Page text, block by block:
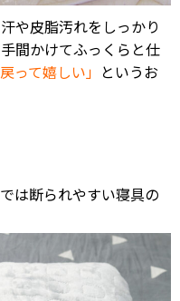
や皮脂汚れをしっかり
間かけてふっくらと仕
って嬉しい」 というお
は断られやすい寝具の